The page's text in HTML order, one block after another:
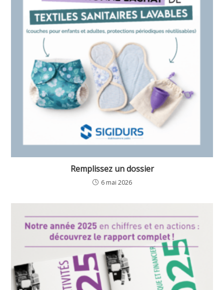
Remplissez un dossier
6 mai 2026